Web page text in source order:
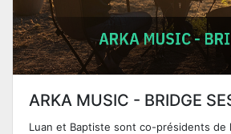
ARKA MUSIC - BRIDGE
Luan et Baptiste sont co-présidents de